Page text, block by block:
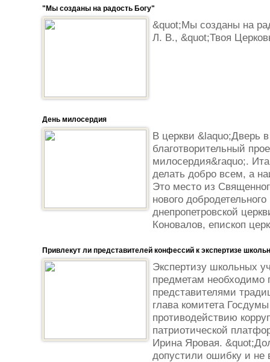
"Мы созданы на радость Богу"
&quot;Мы созданы на
Л. В., &quot;Твоя
День милосердия
В церкви &laquo;Дверь
благотворительный
милосердия&raquo;.
делать добро всем, а
Это место из
нового
днепропетровской
Коновалов, епископ
Привлекут ли представителей конфессий к экспертизе
Экспертизу школьных
предметам необходимо
представителями
глава комитета
противодействию
патриотической
Ирина Яровая.
допустили ошибку и не